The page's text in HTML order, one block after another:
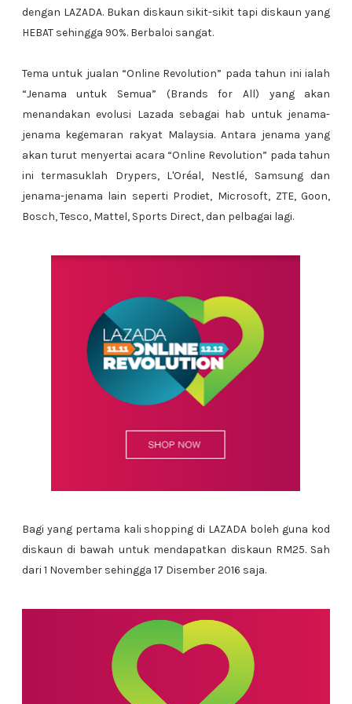
dengan LAZADA. Bukan diskaun sikit-sikit tapi diskaun yang
HEBAT sehingga 90%. Berbaloi sangat.
Tema untuk jualan “Online Revolution” pada tahun ini ialah
“Jenama untuk Semua” (Brands for All) yang akan
menandakan evolusi Lazada sebagai hab untuk jenama-
jenama kegemaran rakyat Malaysia. Antara jenama yang
akan turut menyertai acara “Online Revolution” pada tahun
ini termasuklah Drypers, L'Oréal, Nestlé, Samsung dan
jenama-jenama lain seperti Prodiet, Microsoft, ZTE, Goon,
Bosch, Tesco, Mattel, Sports Direct, dan pelbagai lagi.
Bagi yang pertama kali shopping di LAZADA boleh guna kod
diskaun di bawah untuk mendapatkan diskaun RM25. Sah
dari 1 November sehingga 17 Disember 2016 saja.